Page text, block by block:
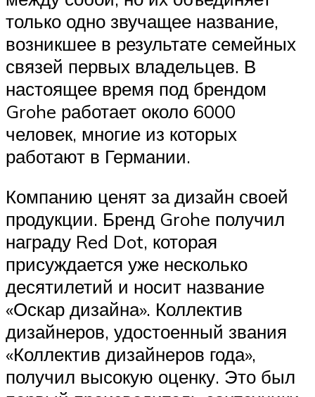
только одно звучащее название,
возникшее в результате семейных
связей первых владельцев. В
настоящее время под брендом
Grohe работает около 6000
человек, многие из которых
работают в Германии.
Компанию ценят за дизайн своей
продукции. Бренд Grohe получил
награду Red Dot, которая
присуждается уже несколько
десятилетий и носит название
«Оскар дизайна». Коллектив
дизайнеров, удостоенный звания
«Коллектив дизайнеров года»,
получил высокую оценку. Это был